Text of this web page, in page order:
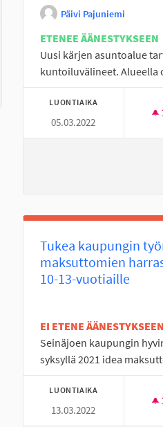
Päivi Pajuniemi
ETENEE ÄÄNESTYKSEEN
Uusi kärjen asuntoalue
kuntoiluvälineet. Alueella
LUONTIAIKA
05.03.2022
Tukea kaupungin
maksuttomien
10-13-vuotiaille
EI ETENE ÄÄNESTYKSEEN
Seinäjoen kaupungin
syksyllä 2021 idea
LUONTIAIKA
13.03.2022